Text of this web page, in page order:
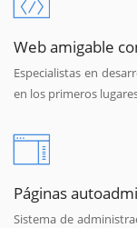
Web amigable
Especialistas en
en los primeros
Páginas
Sistema de